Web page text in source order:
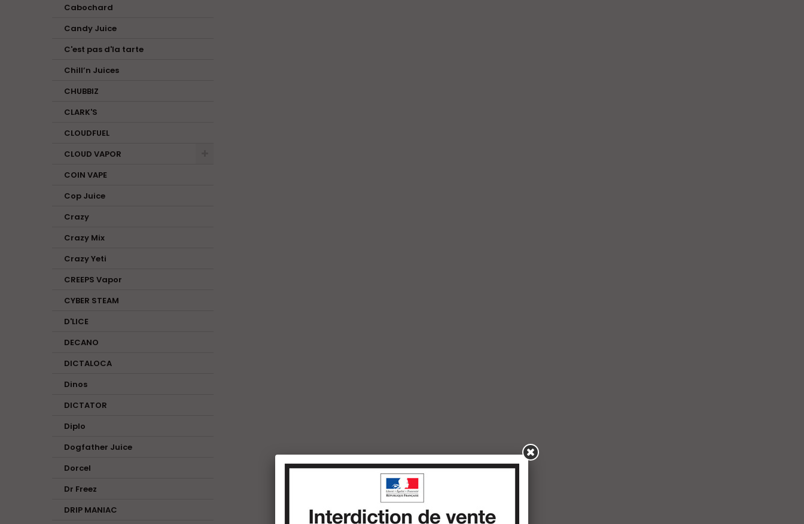
Cabochard
Candy Juice
C'est pas d'la tarte
Chill’n Juices
CHUBBIZ
CLARK'S
CLOUDFUEL
CLOUD VAPOR
COIN VAPE
Cop Juice
Crazy
Crazy Mix
Crazy Yeti
CREEPS Vapor
CYBER STEAM
D'LICE
DECANO
DICTALOCA
Dinos
DICTATOR
Diplo
Dogfather Juice
Dorcel
Dr Freez
DRIP MANIAC